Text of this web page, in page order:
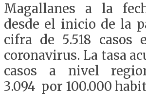
Magallanes a la
desde el inicio de la
cifra de 5.518 casos
coronavirus. La tasa
casos a nivel
3.094 por 100.000